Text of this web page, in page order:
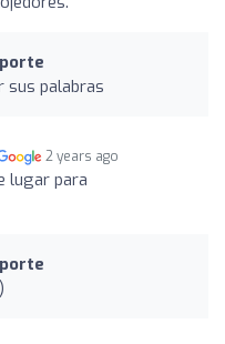
sus palabras
2 years ago
lugar para